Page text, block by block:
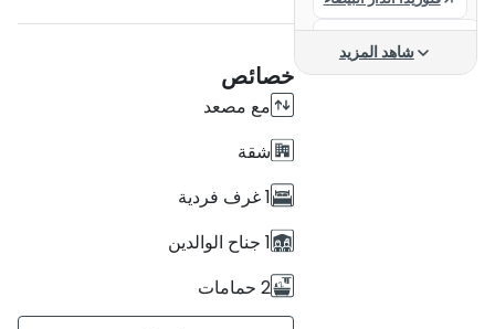
خصائص
مع مصعد
شقة
1 غرف فردية
1 جناح الوالدين
2 حمامات
القطب المالي للدار البيضاء
شاهد المزيد